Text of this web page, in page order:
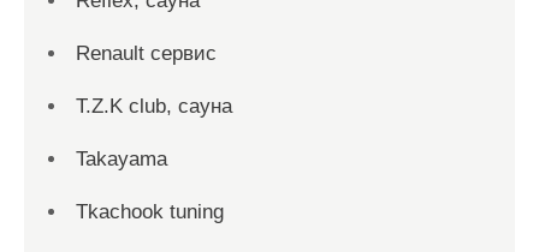
Renault сервис
T.Z.K club, сауна
Takayama
Tkachook tuning